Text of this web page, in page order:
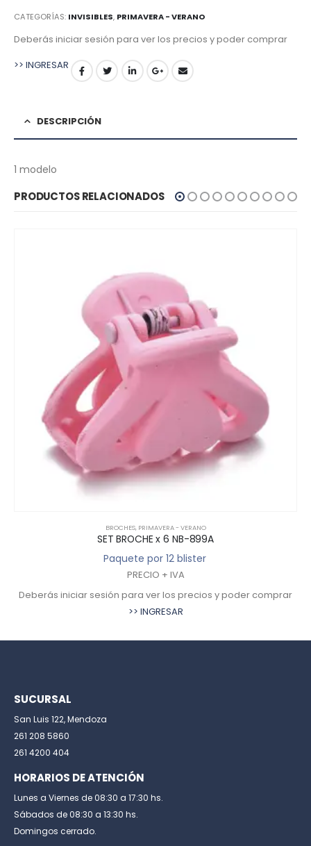
CATEGORÍAS: INVISIBLES, PRIMAVERA - VERANO
Deberás iniciar sesión para ver los precios y poder comprar
>> INGRESAR
DESCRIPCIÓN
1 modelo
PRODUCTOS RELACIONADOS
BROCHES, PRIMAVERA - VERANO
SET BROCHE x 6 NB-899A
Paquete por 12 blister
PRECIO + IVA
Deberás iniciar sesión para ver los precios y poder comprar
>> INGRESAR
SUCURSAL
San Luis 122, Mendoza
261 208 5860
261 4200 404
HORARIOS DE ATENCIÓN
Lunes a Viernes de 08:30 a 17:30 hs.
Sábados de 08:30 a 13:30 hs.
Domingos cerrado.